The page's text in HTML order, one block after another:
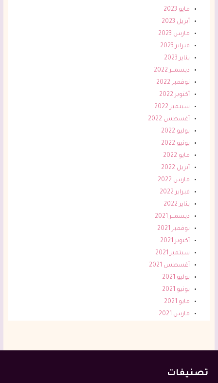
مايو 2023
أبريل 2023
مارس 2023
فبراير 2023
يناير 2023
ديسمبر 2022
نوفمبر 2022
أكتوبر 2022
سبتمبر 2022
أغسطس 2022
يوليو 2022
يونيو 2022
مايو 2022
أبريل 2022
مارس 2022
فبراير 2022
يناير 2022
ديسمبر 2021
نوفمبر 2021
أكتوبر 2021
سبتمبر 2021
أغسطس 2021
يوليو 2021
يونيو 2021
مايو 2021
مارس 2021
تصنيفات